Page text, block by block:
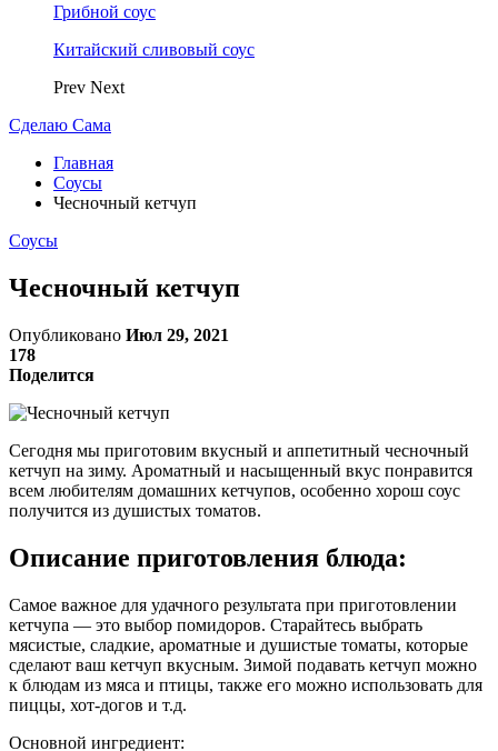
Грибной соус
Китайский сливовый соус
Prev Next
Сделаю Сама
Главная
Соусы
Чесночный кетчуп
Соусы
Чесночный кетчуп
Опубликовано Июл 29, 2021
178
Поделится
Сегодня мы приготовим вкусный и аппетитный чесночный
кетчуп на зиму. Ароматный и насыщенный вкус понравится
всем любителям домашних кетчупов, особенно хорош соус
получится из душистых томатов.
Описание приготовления блюда:
Самое важное для удачного результата при приготовлении
кетчупа — это выбор помидоров. Старайтесь выбрать
мясистые, сладкие, ароматные и душистые томаты, которые
сделают ваш кетчуп вкусным. Зимой подавать кетчуп можно
к блюдам из мяса и птицы, также его можно использовать для
пиццы, хот-догов и т.д.
Основной ингредиент: